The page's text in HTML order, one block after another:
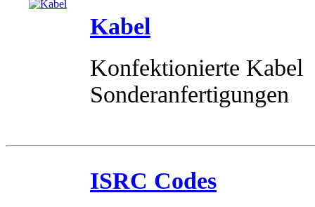
Kabel
Konfektionierte Kabel
Sonderanfertigungen
ISRC Codes